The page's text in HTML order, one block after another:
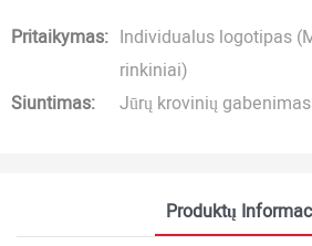
Pritaikymas: Individualus logotipas
rinkiniai)
Siuntimas:
Jūrų krovinių gabenimas
Produktų